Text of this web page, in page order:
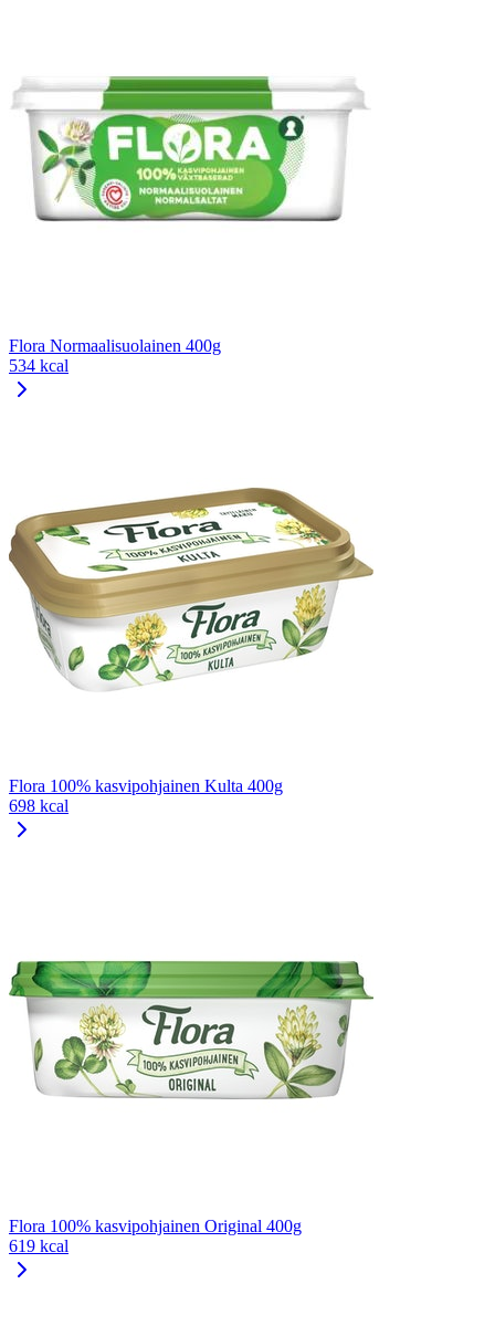
Flora Normaalisuolainen 400g
534 kcal
Flora 100% kasvipohjainen Kulta 400g
698 kcal
Flora 100% kasvipohjainen Original 400g
619 kcal